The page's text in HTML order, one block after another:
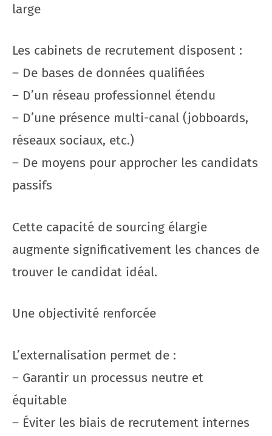
large
Les cabinets de recrutement disposent :
– De bases de données qualifiées
– D’un réseau professionnel étendu
– D’une présence multi-canal (jobboards,
réseaux sociaux, etc.)
– De moyens pour approcher les candidats
passifs
Cette capacité de sourcing élargie
augmente significativement les chances de
trouver le candidat idéal.
Une objectivité renforcée
L’externalisation permet de :
– Garantir un processus neutre et
équitable
– Éviter les biais de recrutement internes